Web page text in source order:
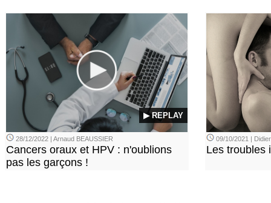
▶ REPLAY
28/12/2022 | Arnaud BEAUSSIER
Cancers oraux et HPV : n'oublions
pas les garçons !
09/10/2021 |
Les troubles